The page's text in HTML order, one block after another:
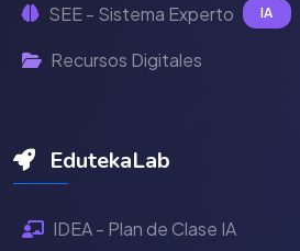
SEE - Sistema Experto IA
Recursos Digitales
EdutekaLab
IDEA - Plan de Clase IA